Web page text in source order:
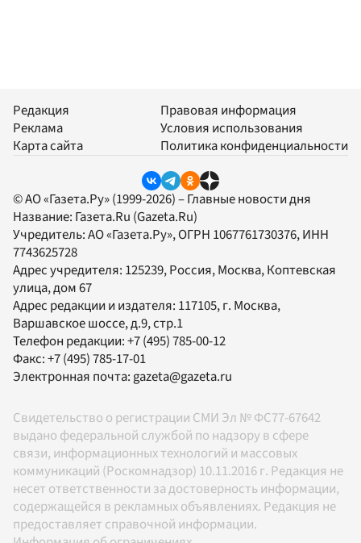
Редакция
Реклама
Карта сайта
Правовая информация
Условия использования
Политика конфиденциальности
© АО «Газета.Ру» (1999-2026) – Главные новости дня
Название: Газета.Ru (Gazeta.Ru)
Учредитель:АО «Газета.Ру», ОГРН 1067761730376, ИНН
7743625728
Адрес учредителя: 125239, Россия, Москва, Коптевская
улица, дом 67
Адрес редакции и издателя: 117105, г. Москва,
Варшавское шоссе, д.9, стр.1
Телефон редакции:+7 (495) 785-00-12
Факс:+7 (495) 785-17-01
Электронная почта: gazeta@gazeta.ru
Свидетельство о регистрации СМИ Эл № ФС77-67642
выдано федеральной службой по надзору в сфере
связи, информационных технологий и массовых
коммуникаций (Роскомнадзор) 10.11.2016 г. Редакция не
несет ответственности за достоверность информации,
содержащейся в рекламных объявлениях. Редакция не
предоставляет справочной информации.